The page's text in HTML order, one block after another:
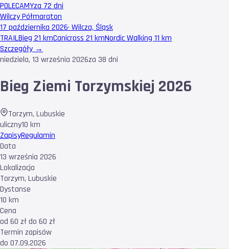
POLECAMYza 72 dni
Wilczy Półmaraton
17 października 2026· Wilcza, Śląsk
TRAILBieg 21 kmCanicross 21 kmNordic Walking 11 km
Szczegóły →
niedziela, 13 września 2026za 38 dni
Bieg Ziemi Torzymskiej 2026
Torzym, Lubuskie
uliczny10 km
ZapisyRegulamin
Data
13 września 2026
Lokalizacja
Torzym, Lubuskie
Dystanse
10 km
Cena
od 60 zł do 60 zł
Termin zapisów
do 07.09.2026